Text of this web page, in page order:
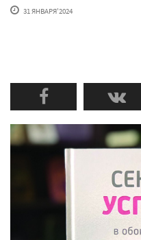
31 ЯНВАРЯ'2024